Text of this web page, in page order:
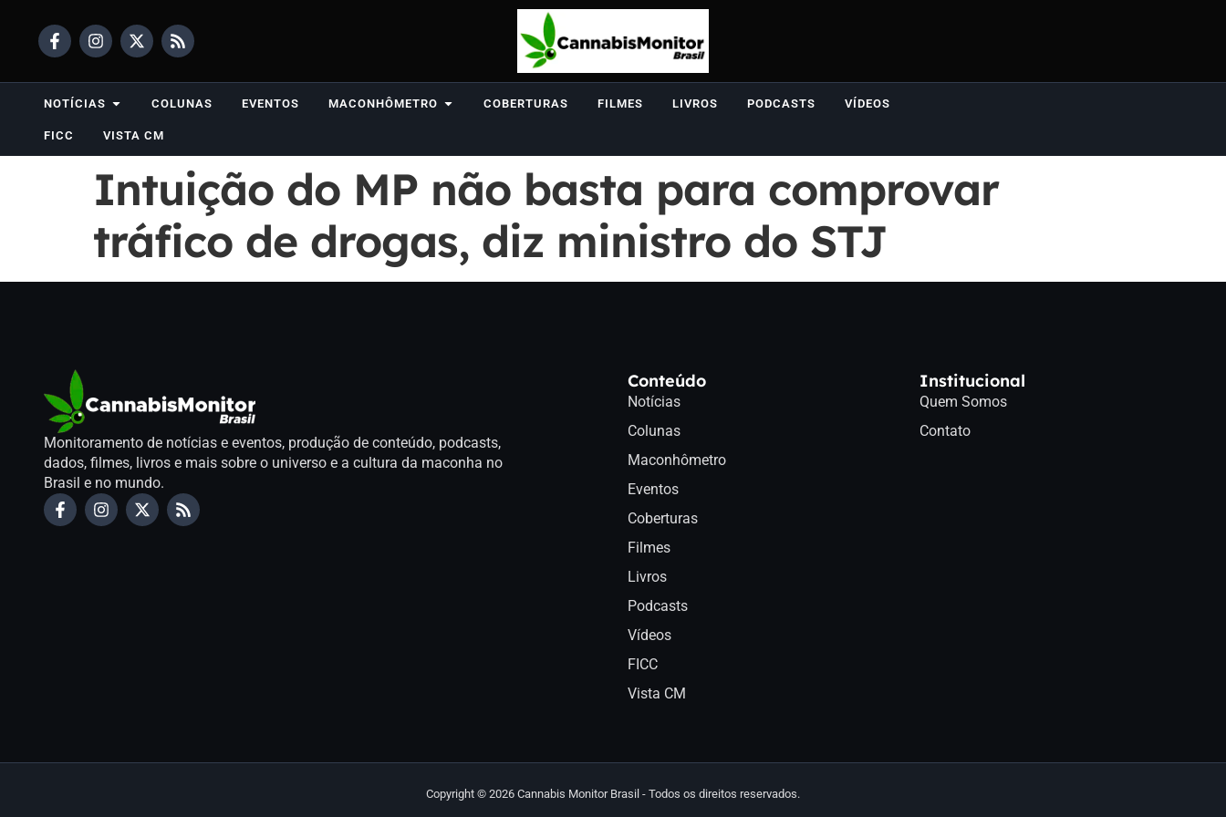
NOTÍCIAS COLUNAS EVENTOS MACONHÔMETRO COBERTURAS FILMES LIVROS PODCASTS VÍDEOS
FICC VISTA CM
Intuição do MP não basta para comprovar
tráfico de drogas, diz ministro do STJ
Monitoramento de notícias e eventos, produção de conteúdo, podcasts,
dados, filmes, livros e mais sobre o universo e a cultura da maconha no
Brasil e no mundo.
Conteúdo
Notícias
Colunas
Maconhômetro
Eventos
Coberturas
Filmes
Livros
Podcasts
Vídeos
FICC
Vista CM
Institucional
Quem Somos
Contato
Copyright © 2026 Cannabis Monitor Brasil - Todos os direitos reservados.